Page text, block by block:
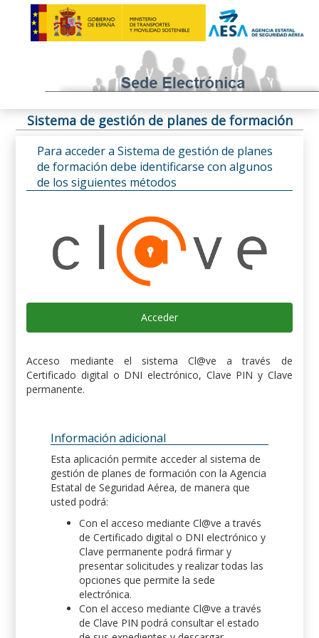
Sistema de gestión de planes de formación
Para acceder a Sistema de gestión de planes
de formación debe identificarse con algunos
de los siguientes métodos
Acceder
Acceso mediante el sistema Cl@ve a través de
Certificado digital o DNI electrónico, Clave PIN y Clave
permanente.
Información adicional
Esta aplicación permite acceder al sistema de
gestión de planes de formación con la Agencia
Estatal de Seguridad Aérea, de manera que
usted podrá:
Con el acceso mediante Cl@ve a través
de Certificado digital o DNI electrónico y
Clave permanente podrá firmar y
presentar solicitudes y realizar todas las
opciones que permite la sede
electrónica.
Con el acceso mediante Cl@ve a través
de Clave PIN podrá consultar el estado